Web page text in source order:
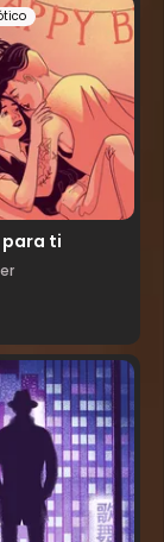
para ti